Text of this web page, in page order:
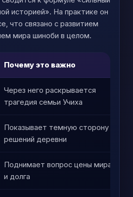
историей». На практике он
что связано с развитием
мира шиноби в целом.
Почему это важно
Через него раскрывается
трагедия семьи Учиха
Показывает темную сторону
решений деревни
Поднимает вопрос цены мира
и долга